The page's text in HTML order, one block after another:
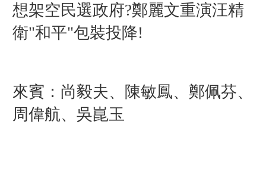
想架空民選政府?鄭麗文重演汪精
衛"和平"包裝投降!
來賓：尚毅夫、陳敏鳳、鄭佩芬、
周偉航、吳崑玉